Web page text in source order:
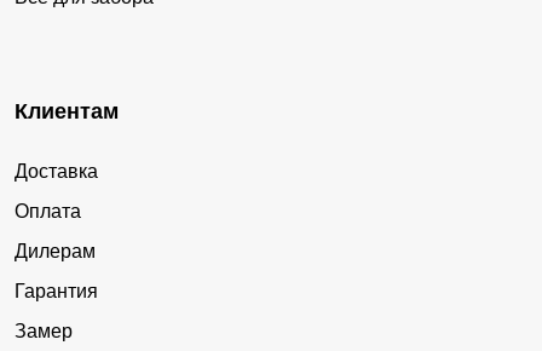
Клиентам
Доставка
Оплата
Дилерам
Гарантия
Замер